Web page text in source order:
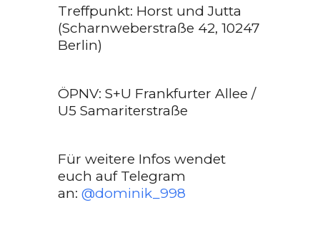
Treffpunkt: Horst und Jutta
(Scharnweberstraße 42, 10247
Berlin)
ÖPNV: S+U Frankfurter Allee /
U5 Samariterstraße
Für weitere Infos wendet
euch auf Telegram
an: @dominik_998